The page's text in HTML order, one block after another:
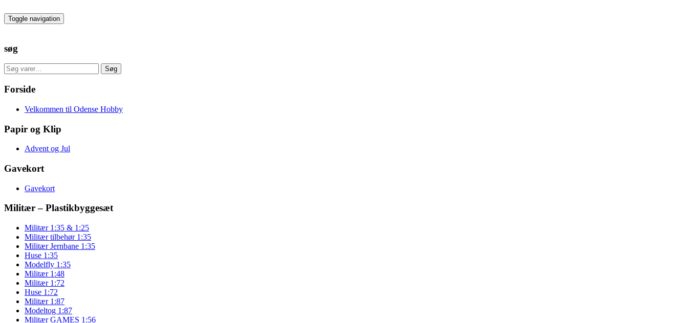
to
the
Toggle navigation
søg
Søg
efter:
Søg
Forside
Velkommen til Odense Hobby
Papir og Klip
Advent og Jul
Gavekort
Gavekort
Militær – Plastikbyggesæt
Militær 1:35 & 1:25
Militær tilbehør 1:35
Militær Jernbane 1:35
Huse 1:35
Modelfly 1:35
Militær 1:48
Militær 1:72
Huse 1:72
Militær 1:87
Modeltog 1:87
Militær GAMES 1:56